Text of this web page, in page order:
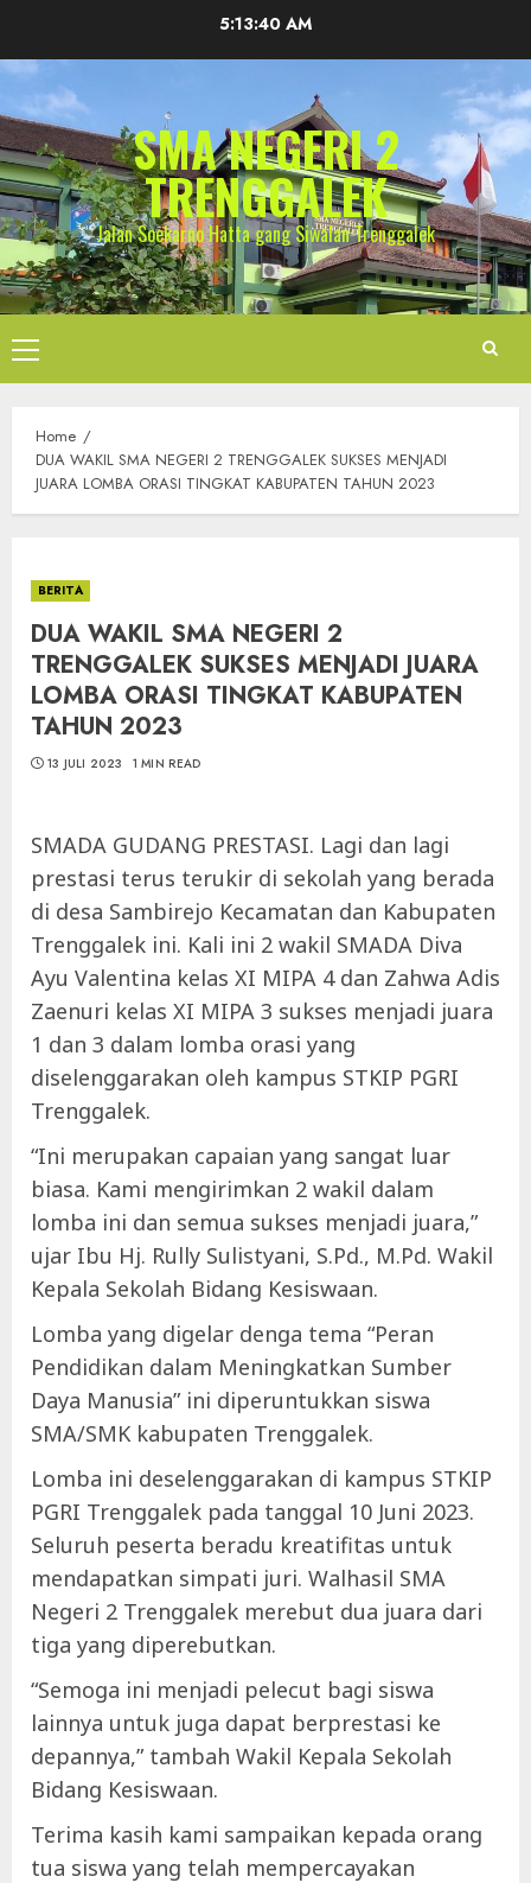
content
5:13:40 AM
SMA NEGERI 2
TRENGGALEK
Jalan Soekarno Hatta gang Siwalan Trenggalek
Primary
Menu
Home
DUA WAKIL SMA NEGERI 2 TRENGGALEK SUKSES MENJADI
JUARA LOMBA ORASI TINGKAT KABUPATEN TAHUN 2023
BERITA
DUA WAKIL SMA NEGERI 2
TRENGGALEK SUKSES MENJADI JUARA
LOMBA ORASI TINGKAT KABUPATEN
TAHUN 2023
13 JULI 2023 1 MIN READ
SMADA GUDANG PRESTASI. Lagi dan lagi
prestasi terus terukir di sekolah yang berada
di desa Sambirejo Kecamatan dan Kabupaten
Trenggalek ini. Kali ini 2 wakil SMADA Diva
Ayu Valentina kelas XI MIPA 4 dan Zahwa Adis
Zaenuri kelas XI MIPA 3 sukses menjadi juara
1 dan 3 dalam lomba orasi yang
diselenggarakan oleh kampus STKIP PGRI
Trenggalek.
“Ini merupakan capaian yang sangat luar
biasa. Kami mengirimkan 2 wakil dalam
lomba ini dan semua sukses menjadi juara,”
ujar Ibu Hj. Rully Sulistyani, S.Pd., M.Pd. Wakil
Kepala Sekolah Bidang Kesiswaan.
Lomba yang digelar denga tema “Peran
Pendidikan dalam Meningkatkan Sumber
Daya Manusia” ini diperuntukkan siswa
SMA/SMK kabupaten Trenggalek.
Lomba ini deselenggarakan di kampus STKIP
PGRI Trenggalek pada tanggal 10 Juni 2023.
Seluruh peserta beradu kreatifitas untuk
mendapatkan simpati juri. Walhasil SMA
Negeri 2 Trenggalek merebut dua juara dari
tiga yang diperebutkan.
“Semoga ini menjadi pelecut bagi siswa
lainnya untuk juga dapat berprestasi ke
depannya,” tambah Wakil Kepala Sekolah
Bidang Kesiswaan.
Terima kasih kami sampaikan kepada orang
tua siswa yang telah mempercayakan